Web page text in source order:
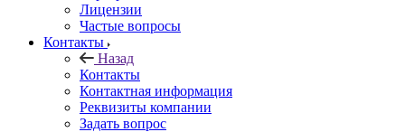
Лицензии
Частые вопросы
Контакты
Назад
Контакты
Контактная информация
Реквизиты компании
Задать вопрос